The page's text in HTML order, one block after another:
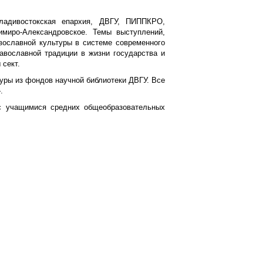
епархия, ДВГУ, ПИППКРО,
Александровское. Темы выступлений,
культуры в системе современного
традиции в жизни государства и
из фондов научной библиотеки ДВГУ. Все
средних общеобразовательных